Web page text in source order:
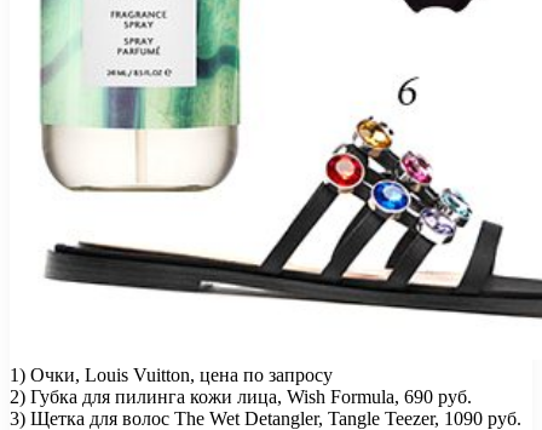
1) Очки, Louis Vuitton, цена по запросу
2) Губка для пилинга кожи лица, Wish Formula, 690 руб.
3) Щетка для волос The Wet Detangler, Tangle Teezer, 1090 руб.